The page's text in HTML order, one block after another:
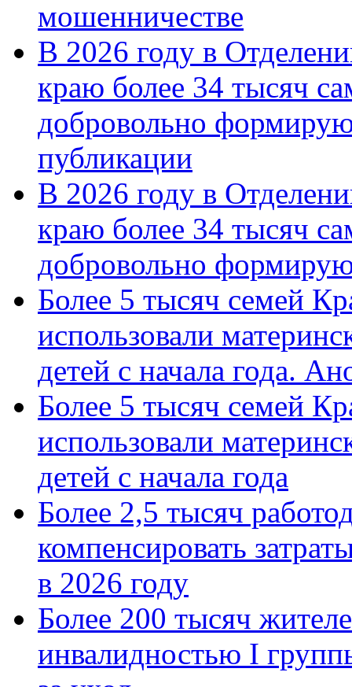
мошенничестве
В 2026 году в
краю более 34 тысяч
добровольно
публикации
В 2026 году в
краю более 34 тысяч
добровольно
Более 5 тысяч семей
использовали
детей с начала года.
Более 5 тысяч семей
использовали
детей с начала года
Более 2,5 тысяч
компенсировать
в 2026 году
Более 200 тысяч
инвалидностью I